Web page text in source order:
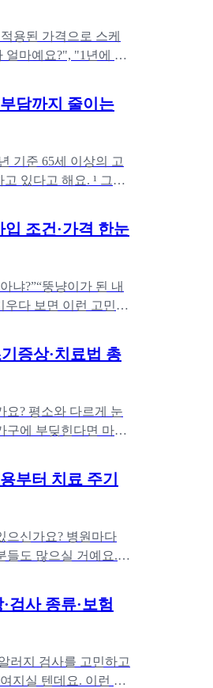
용된 가격으로 스케
얼마예요?", "1년에 두
담까지 줄이는
기준 65세 이상의 고
있다고 해요. ¹ 그만
조건·가격 한눈
냐?”“뚱냥이가 된 내
다 보면 이런 고민
증상·치료법 총
요? 평소와 다르게 눈
구에 부딪힌다면 마음
부터 치료 주기
으신가요? 병원마다
들도 많으실 거예요.
검사 종류·보험
러지 검사를 고민하고
지실 텐데요. 이런 분